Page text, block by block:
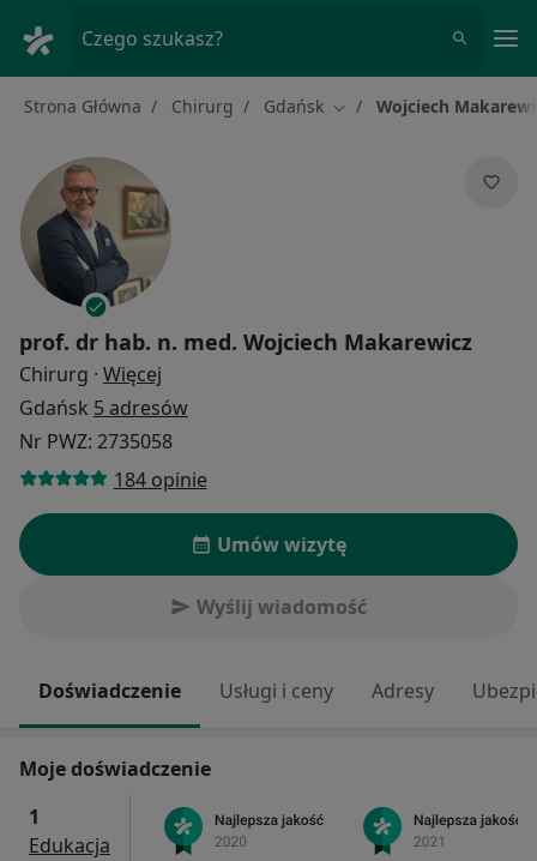
Czego szukasz?
Strona Główna Chirurg Gdańsk Zmień miasto
Wojciech
prof. dr hab. n. med. Wojciech Makarewicz
Chirurg · Więcej
Gdańsk 5 adresów
Nr PWZ: 2735058
184 opinie
Umów wizytę
Wyślij wiadomość
Doświadczenie Usługi i ceny Adresy
Moje doświadczenie
1
Edukacja